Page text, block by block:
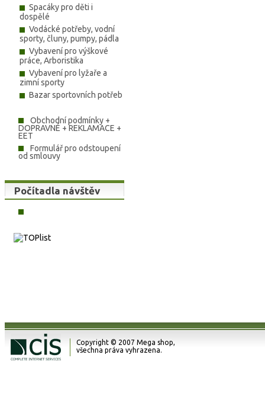
Spacáky pro děti i
dospělé
Vodácké potřeby, vodní
sporty, čluny, pumpy, pádla
Vybavení pro výškové
práce, Arboristika
Vybavení pro lyžaře a
zimní sporty
Bazar sportovních potřeb
Obchodní podmínky +
DOPRAVNÉ + REKLAMACE +
EET
Formulář pro odstoupení
od smlouvy
Počítadla návštěv
Copyright © 2007 Mega shop,
všechna práva vyhrazena.